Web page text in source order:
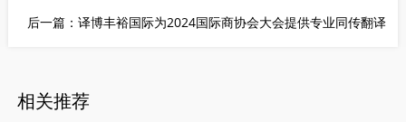
后一篇：译博丰裕国际为2024国际商协会大会提供专业同传翻译
相关推荐